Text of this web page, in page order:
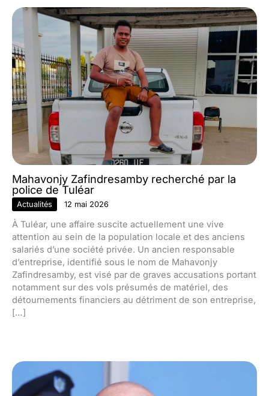
Mahavonjy Zafindresamby recherché par la
police de Tuléar
Actualités 12 mai 2026
À Tuléar, une affaire suscite actuellement une vive
attention au sein de la population locale et des anciens
salariés d’une société privée. Un ancien responsable
d’entreprise, identifié sous le nom de Mahavonjy
Zafindresamby, est visé par de graves accusations portant
notamment sur des vols présumés de matériel, des
détournements financiers au détriment de son entreprise,
[…]